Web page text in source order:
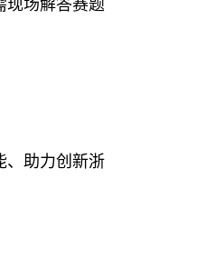
现场解答赛题
、助力创新浙